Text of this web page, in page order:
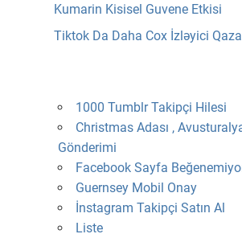
Kumarin Kisisel Guvene Etkisi
Tiktok Da Daha Cox İzləyici
1000 Tumblr Takipçi Hilesi
Christmas Adası ,
Gönderimi
Facebook Sayfa
Guernsey Mobil Onay
İnstagram Takipçi Satın Al
Liste